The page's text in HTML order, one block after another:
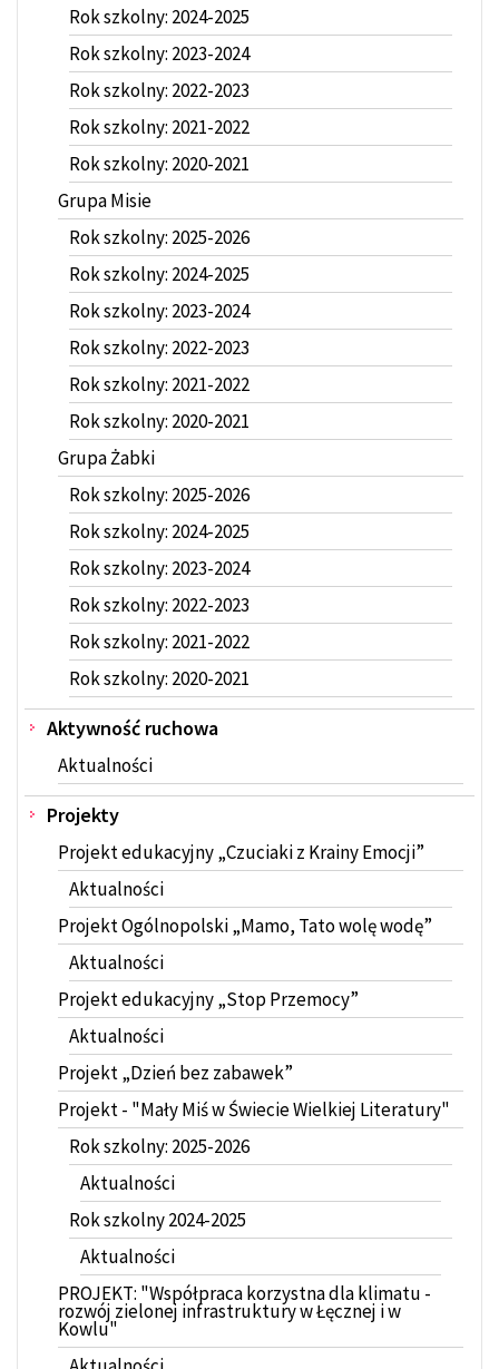
Rok szkolny: 2024-2025
Rok szkolny: 2023-2024
Rok szkolny: 2022-2023
Rok szkolny: 2021-2022
Rok szkolny: 2020-2021
Grupa Misie
Rok szkolny: 2025-2026
Rok szkolny: 2024-2025
Rok szkolny: 2023-2024
Rok szkolny: 2022-2023
Rok szkolny: 2021-2022
Rok szkolny: 2020-2021
Grupa Żabki
Rok szkolny: 2025-2026
Rok szkolny: 2024-2025
Rok szkolny: 2023-2024
Rok szkolny: 2022-2023
Rok szkolny: 2021-2022
Rok szkolny: 2020-2021
Aktywność ruchowa
Aktualności
Projekty
Projekt edukacyjny „Czuciaki z Krainy Emocji”
Aktualności
Projekt Ogólnopolski „Mamo, Tato wolę wodę”
Aktualności
Projekt edukacyjny „Stop Przemocy”
Aktualności
Projekt „Dzień bez zabawek”
Projekt - "Mały Miś w Świecie Wielkiej Literatury"
Rok szkolny: 2025-2026
Aktualności
Rok szkolny 2024-2025
Aktualności
PROJEKT: "Współpraca korzystna dla klimatu -
rozwój zielonej infrastruktury w Łęcznej i w
Kowlu"